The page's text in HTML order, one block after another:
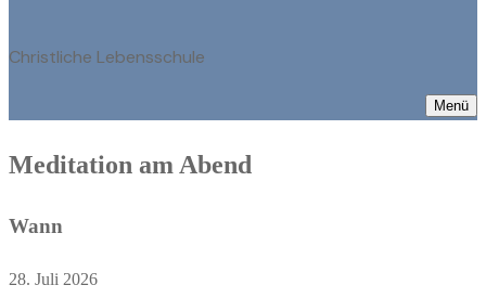
Christliche Lebensschule
Menü
Meditation am Abend
Wann
28. Juli 2026